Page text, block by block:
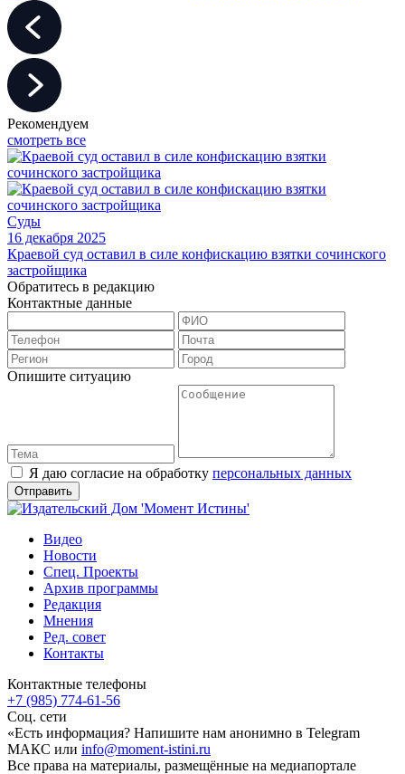
Рекомендуем
смотреть все
Суды
16 декабря 2025
Краевой суд оставил в силе конфискацию взятки сочинского
застройщика
Обратитесь в редакцию
Контактные данные
Опишите ситуацию
Я даю согласие на обработку персональных данных
Видео
Новости
Спец. Проекты
Архив программы
Редакция
Мнения
Ред. совет
Контакты
Контактные телефоны
+7 (985) 774-61-56
Соц. сети
«Есть информация? Напишите нам анонимно в Telegram
МАКС или info@moment-istini.ru
Все права на материалы, размещённые на медиапортале